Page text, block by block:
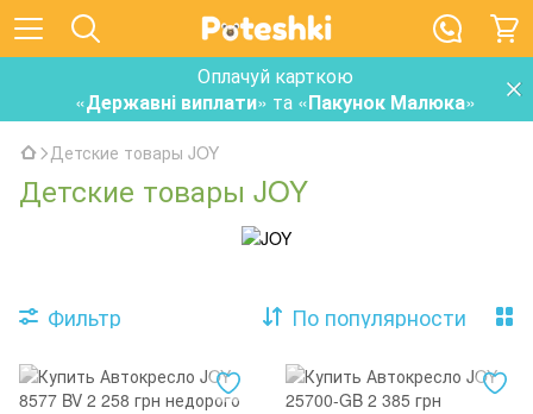
Оплачуй карткою
«Державні виплати» та «Пакунок Малюка»
Детские товары JOY
Детские товары JOY
Фильтр По популярности